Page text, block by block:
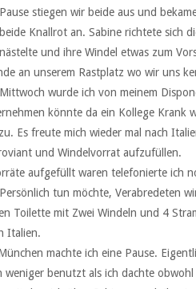
stiegen wir beide aus und
Knallrot an. Sabine richtete sich
und ihre Windel etwas zum
an unserem Rastplatz wo wir uns
wurde ich von meinem
könnte da ein Kollege Krank
Es freute mich wieder mal nach
und Windelvorrat aufzufüllen.
aufgefüllt waren telefonierte ich
tun möchte, Verabredeten
Toilette mit Zwei Windeln und 4
Italien.
machte ich eine Pause.
weniger benutzt als ich dachte